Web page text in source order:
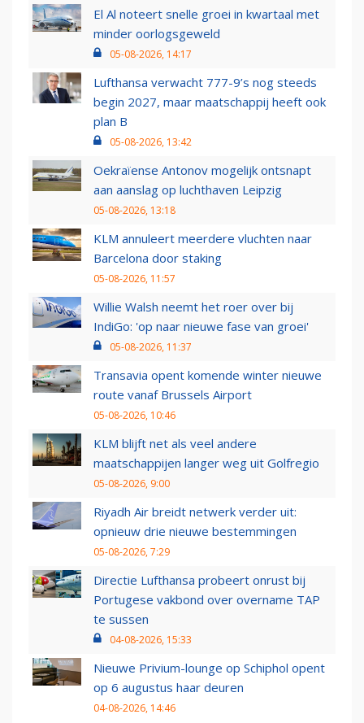
El Al noteert snelle groei in kwartaal met
minder oorlogsgeweld
05-08-2026, 14:17
Lufthansa verwacht 777-9’s nog steeds
begin 2027, maar maatschappij heeft ook
plan B
05-08-2026, 13:42
Oekraïense Antonov mogelijk ontsnapt
aan aanslag op luchthaven Leipzig
05-08-2026, 13:18
KLM annuleert meerdere vluchten naar
Barcelona door staking
05-08-2026, 11:57
Willie Walsh neemt het roer over bij
IndiGo: 'op naar nieuwe fase van groei'
05-08-2026, 11:37
Transavia opent komende winter nieuwe
route vanaf Brussels Airport
05-08-2026, 10:46
KLM blijft net als veel andere
maatschappijen langer weg uit Golfregio
05-08-2026, 9:00
Riyadh Air breidt netwerk verder uit:
opnieuw drie nieuwe bestemmingen
05-08-2026, 7:29
Directie Lufthansa probeert onrust bij
Portugese vakbond over overname TAP
te sussen
04-08-2026, 15:33
Nieuwe Privium-lounge op Schiphol opent
op 6 augustus haar deuren
04-08-2026, 14:46